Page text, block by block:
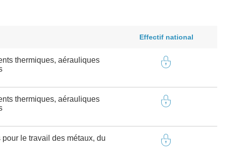
Effectif national
thermiques, aérauliques
thermiques, aérauliques
pour le travail des métaux, du